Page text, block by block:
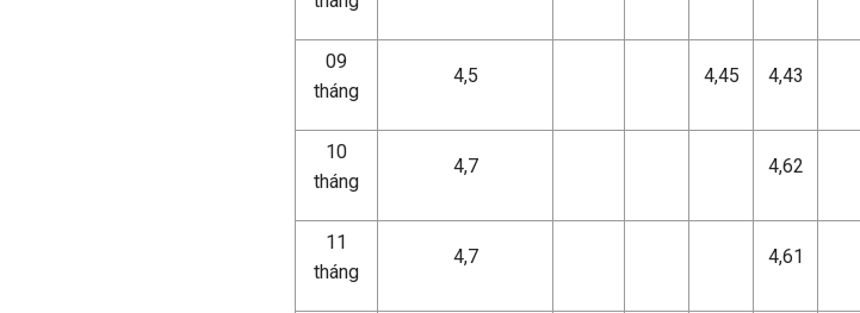
09
tháng
4,5 4,45 4,43
10
tháng
4,7 4,62
11
tháng
4,7 4,61